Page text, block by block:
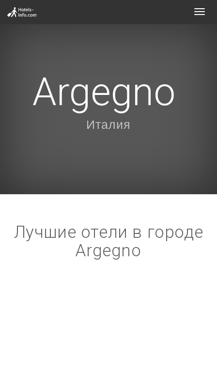
Argegno
Италия
Лучшие отели в городе
Argegno